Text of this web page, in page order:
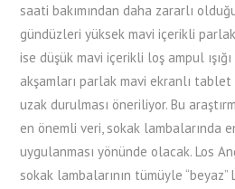
saati bakımından daha zararlı
gündüzleri yüksek mavi içerikli
ise düşük mavi içerikli loş ampul
akşamları parlak mavi ekranlı
uzak durulması öneriliyor. Bu
en önemli veri, sokak lambalarında
uygulanması yönünde olacak. Los
sokak lambalarının tümüyle “beyaz”